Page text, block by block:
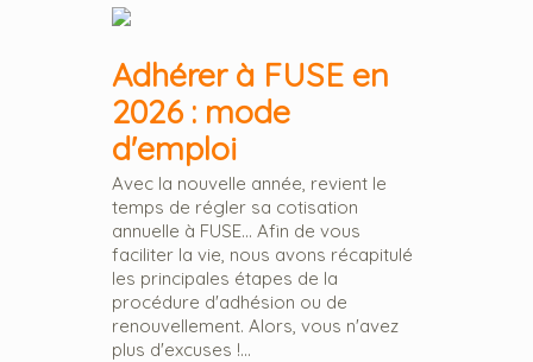
Adhérer à FUSE en
2026 : mode
d'emploi
Avec la nouvelle année, revient le
temps de régler sa cotisation
annuelle à FUSE... Afin de vous
faciliter la vie, nous avons récapitulé
les principales étapes de la
procédure d'adhésion ou de
renouvellement. Alors, vous n'avez
plus d'excuses !...